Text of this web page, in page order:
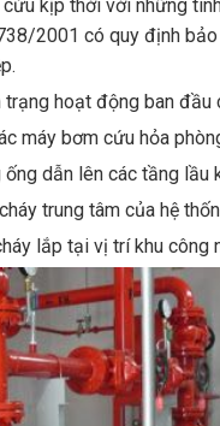
kịp thời với những
2001 có quy định
hoạt động ban đầu
máy bơm cứu hỏa
dẫn lên các tầng lầu
trung tâm của hệ
lắp tại vị trí khu công